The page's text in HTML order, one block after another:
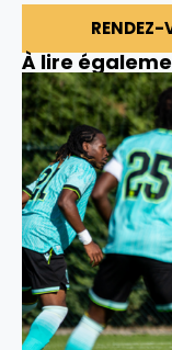
RENDEZ-
À lire